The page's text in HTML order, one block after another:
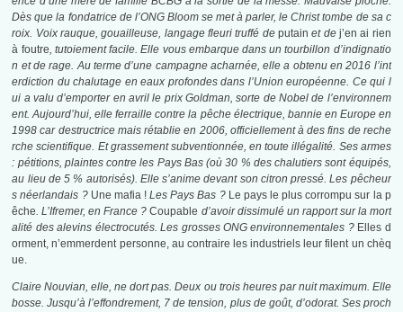
Dès que la fondatrice de l’ONG Bloom se met à parler, le Christ tombe de sa c
roix. Voix rauque, gouailleuse, langage fleuri truffé deputain et dej’en ai rien
à foutre, tutoiement facile. Elle vous embarque dans un tourbillon d’indignatio
n et de rage. Au terme d’une campagne acharnée, elle a obtenu en 2016 l’int
erdiction du chalutage en eaux profondes dans l’Union européenne. Ce qui l
ui a valu d’emporter en avril le prix Goldman, sorte de Nobel de l’environnem
ent. Aujourd’hui, elle ferraille contre la pêche électrique, bannie en Europe en
1998 car destructrice mais rétablie en 2006, officiellement à des fins de reche
rche scientifique. Et grassement subventionnée, en toute illégalité. Ses armes
: pétitions, plaintes contre les Pays Bas (où 30 % des chalutiers sont équipés,
au lieu de 5 % autorisés). Elle s’anime devant son citron pressé. Les pêcheur
s néerlandais ? Une mafia ! Les Pays Bas ? Le pays le plus corrompu sur la p
êche. L’Ifremer, en France ?Coupable d’avoir dissimulé un rapport sur la mort
alité des alevins électrocutés. Les grosses ONG environnementales ? Elles d
orment, n’emmerdent personne, au contraire les industriels leur filent un chèq
ue.
Claire Nouvian, elle, ne dort pas. Deux ou trois heures par nuit maximum. Elle
bosse. Jusqu’à l’effondrement, 7 de tension, plus de goût, d’odorat. Ses proch